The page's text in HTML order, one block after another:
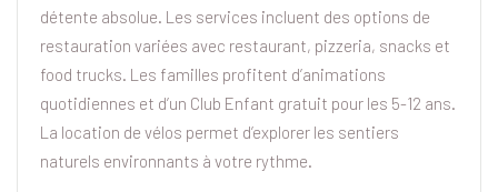
détente absolue. Les services incluent des options de
restauration variées avec restaurant, pizzeria, snacks et
food trucks. Les familles profitent d’animations
quotidiennes et d’un Club Enfant gratuit pour les 5-12 ans.
La location de vélos permet d’explorer les sentiers
naturels environnants à votre rythme.